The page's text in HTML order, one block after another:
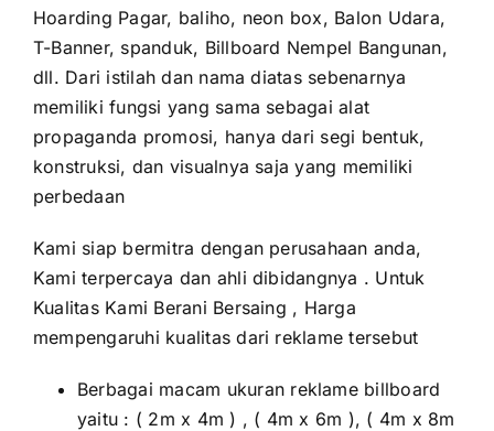
Hoarding Pagar, baliho, neon box, Balon Udara,
T-Banner, spanduk, Billboard Nempel Bangunan,
dll. Dari istilah dan nama diatas sebenarnya
memiliki fungsi yang sama sebagai alat
propaganda promosi, hanya dari segi bentuk,
konstruksi, dan visualnya saja yang memiliki
perbedaan
Kami siap bermitra dengan perusahaan anda,
Kami terpercaya dan ahli dibidangnya . Untuk
Kualitas Kami Berani Bersaing , Harga
mempengaruhi kualitas dari reklame tersebut
Berbagai macam ukuran reklame billboard
yaitu : ( 2m x 4m ) , ( 4m x 6m ), ( 4m x 8m